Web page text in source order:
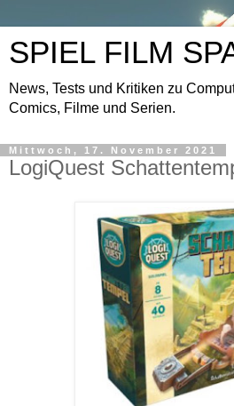
SPIEL FILM
News, Tests und Kritiken zu
Comics, Filme und Serien.
Mittwoch, 17. November 2021
LogiQuest